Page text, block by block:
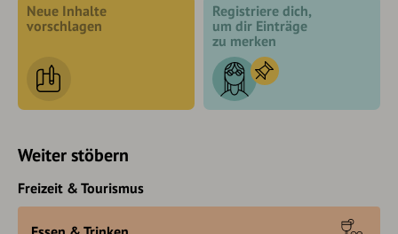
Neue Inhalte
vorschlagen
Registriere dich,
um dir Einträge
zu merken
Weiter stöbern
Freizeit & Tourismus